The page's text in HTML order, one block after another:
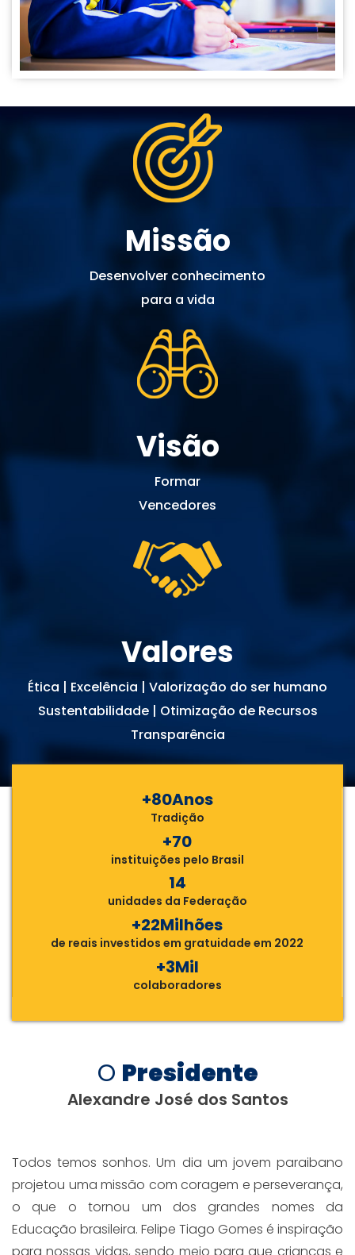
Missão
Desenvolver conhecimento
para a vida
Visão
Formar
Vencedores
Valores
Ética | Excelência | Valorização do ser humano
Sustentabilidade | Otimização de Recursos
Transparência
+80Anos
Tradição
+70
instituições pelo Brasil
14
unidades da Federação
+22Milhões
de reais investidos em gratuidade em 2022
+3Mil
colaboradores
O Presidente
Alexandre José dos Santos
Todos temos sonhos. Um dia um jovem paraibano
projetou uma missão com coragem e perseverança,
o que o tornou um dos grandes nomes da
Educação brasileira. Felipe Tiago Gomes é inspiração